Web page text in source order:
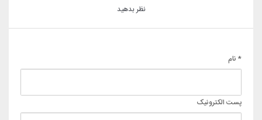
نظر بدهید
* نام
پست الکترونیک